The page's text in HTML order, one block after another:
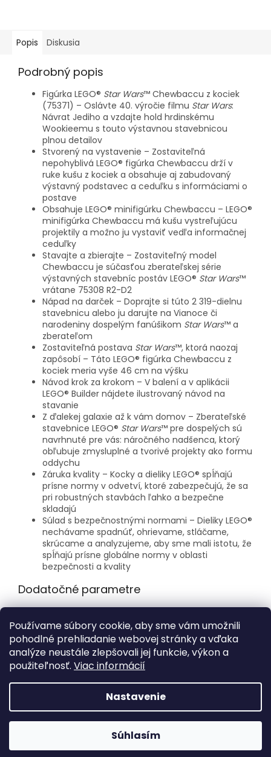
Používame súbory cookie, aby sme vám umožnili
pohodlné prehliadanie webovej stránky a vďaka
analýze neustále zlepšovali jej funkcie, výkon a
použiteľnosť. Viac informácií
Nastavenie
Súhlasím
Popis Diskusia
Podrobný popis
Figúrka LEGO® Star Wars™ Chewbaccu z kociek
(75371) – Oslávte 40. výročie filmu Star Wars:
Návrat Jediho a vzdajte hold hrdinskému
Wookieemu s touto výstavnou stavebnicou
plnou detailov
Stvorený na vystavenie – Zostaviteľná
nepohyblivá LEGO® figúrka Chewbaccu drží v
ruke kušu z kociek a obsahuje aj zabudovaný
výstavný podstavec a ceduľku s informáciami o
postave
Obsahuje LEGO® minifigúrku Chewbaccu – LEGO®
minifigúrka Chewbaccu má kušu vystreľujúcu
projektily a možno ju vystaviť vedľa informačnej
ceduľky
Stavajte a zbierajte – Zostaviteľný model
Chewbaccu je súčasťou zberateľskej série
výstavných stavebníc postáv LEGO® Star Wars™
vrátane 75308 R2-D2
Nápad na darček – Doprajte si túto 2 319-dielnu
stavebnicu alebo ju darujte na Vianoce či
narodeniny dospelým fanúšikom Star Wars™ a
zberateľom
Zostaviteľná postava Star Wars™, ktorá naozaj
zapôsobí – Táto LEGO® figúrka Chewbaccu z
kociek meria vyše 46 cm na výšku
Návod krok za krokom – V balení a v aplikácii
LEGO® Builder nájdete ilustrovaný návod na
stavanie
Z ďalekej galaxie až k vám domov – Zberateľské
stavebnice LEGO® Star Wars™ pre dospelých sú
navrhnuté pre vás: náročného nadšenca, ktorý
obľubuje zmysluplné a tvorivé projekty ako formu
oddychu
Záruka kvality – Kocky a dieliky LEGO® spĺňajú
prísne normy v odvetví, ktoré zabezpečujú, že sa
pri robustných stavbách ľahko a bezpečne
skladajú
Súlad s bezpečnostnými normami – Dieliky LEGO®
nechávame spadnúť, ohrievame, stláčame,
skrúcame a analyzujeme, aby sme mali istotu, že
spĺňajú prísne globálne normy v oblasti
bezpečnosti a kvality
Dodatočné parametre
Počet dielikov: 2319
Vek: 18+
Vytvoril Shoptet
FORBIK.SK. Všetky práva vyhradené.